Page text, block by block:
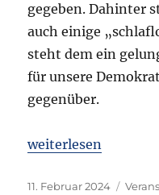
gegeben. Dahinter
auch einige
steht dem ein
für unsere
gegenüber.
„Infosammlung
weiterlesen
Veröffentlicht
11. Februar 2024